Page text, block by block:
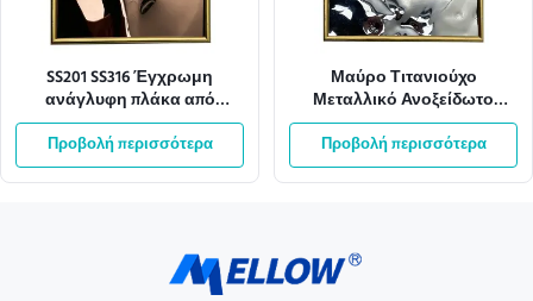
SS201 SS316 Έγχρωμη
ανάγλυφη πλάκα από
ανοξείδωτο χάλυβα με
σχέδιο νερού
Προβολή περισσότερα
Μαύρο Τιτανιούχο
Μεταλλικό Ανοξείδωτο
Χάλυβα Φύλλο Κυματισμών
Νερού Για Οροφή ODM
Προβολή περισσότερα